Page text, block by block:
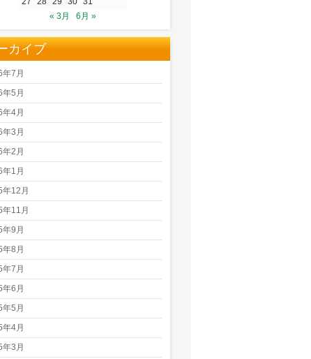
« 3月
6月 »
カイブ
年7月
年5月
年4月
年3月
年2月
年1月
年12月
年11月
年9月
年8月
年7月
年6月
年5月
年4月
年3月